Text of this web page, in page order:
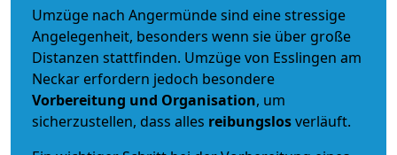
Umzüge nach Angermünde sind eine stressige
Angelegenheit, besonders wenn sie über große
Distanzen stattfinden. Umzüge von Esslingen am
Neckar erfordern jedoch besondere
Vorbereitung und Organisation, um
sicherzustellen, dass alles reibungslosverläuft.